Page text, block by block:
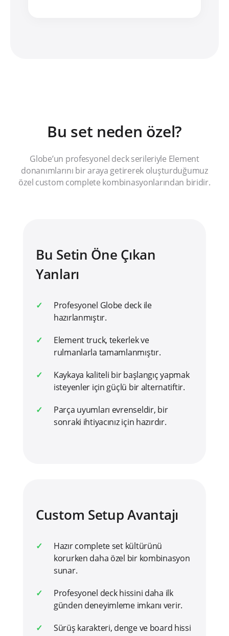
Bu set neden özel?
Globe’un profesyonel deck serileriyle Element
donanımlarını bir araya getirerek oluşturduğumuz
özel custom complete kombinasyonlarından biridir.
Bu Setin Öne Çıkan
Yanları
Profesyonel Globe deck ile
hazırlanmıştır.
Element truck, tekerlek ve
rulmanlarla tamamlanmıştır.
Kaykaya kaliteli bir başlangıç yapmak
isteyenler için güçlü bir alternatiftir.
Parça uyumları evrenseldir, bir
sonraki ihtiyacınız için hazırdır.
Custom Setup Avantajı
Hazır complete set kültürünü
korurken daha özel bir kombinasyon
sunar.
Profesyonel deck hissini daha ilk
günden deneyimleme imkanı verir.
Sürüş karakteri, denge ve board hissi